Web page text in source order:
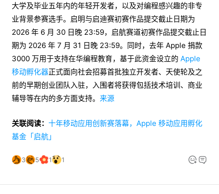
大学及毕业五年内的年轻开发者，以及对编程感兴趣的非专
业背景参赛选手。启明与启迪赛初赛作品提交截止日期为
2026 年 6 月 30 日晚 23:59，启航赛道初赛作品提交截止日
期为 2026 年 7 月 31 日晚 23:59。同时，去年 Apple 捐款
3000 万用于支持在华编程教育，基于此资金设立的 Apple
移动孵化器正式面向社会招募首批独立开发者、天使轮及之
前的早期创业团队入驻，入围者将获得包括技术培训、商业
辅导等在内的多方面支持。 来源
关联阅读： 十年移动应用创新赛落幕，Apple 移动应用孵化
基金「启航」
3 5 1 1